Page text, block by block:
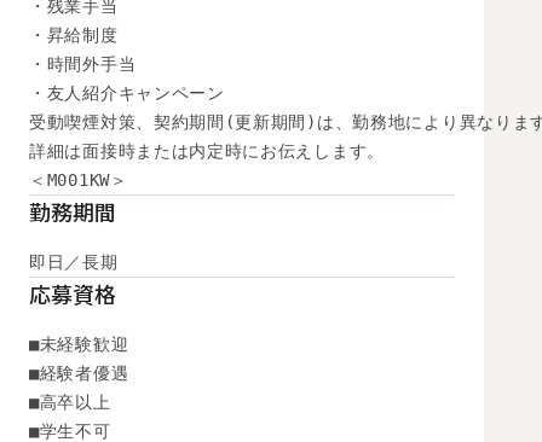
・残業手当
・昇給制度
・時間外手当
・友人紹介キャンペーン
受動喫煙対策、契約期間(更新期間)は、勤務地により異なりま
詳細は面接時または内定時にお伝えします。
＜M001KW＞
勤務期間
即日／長期
応募資格
■未経験歓迎
■経験者優遇
■高卒以上
■学生不可